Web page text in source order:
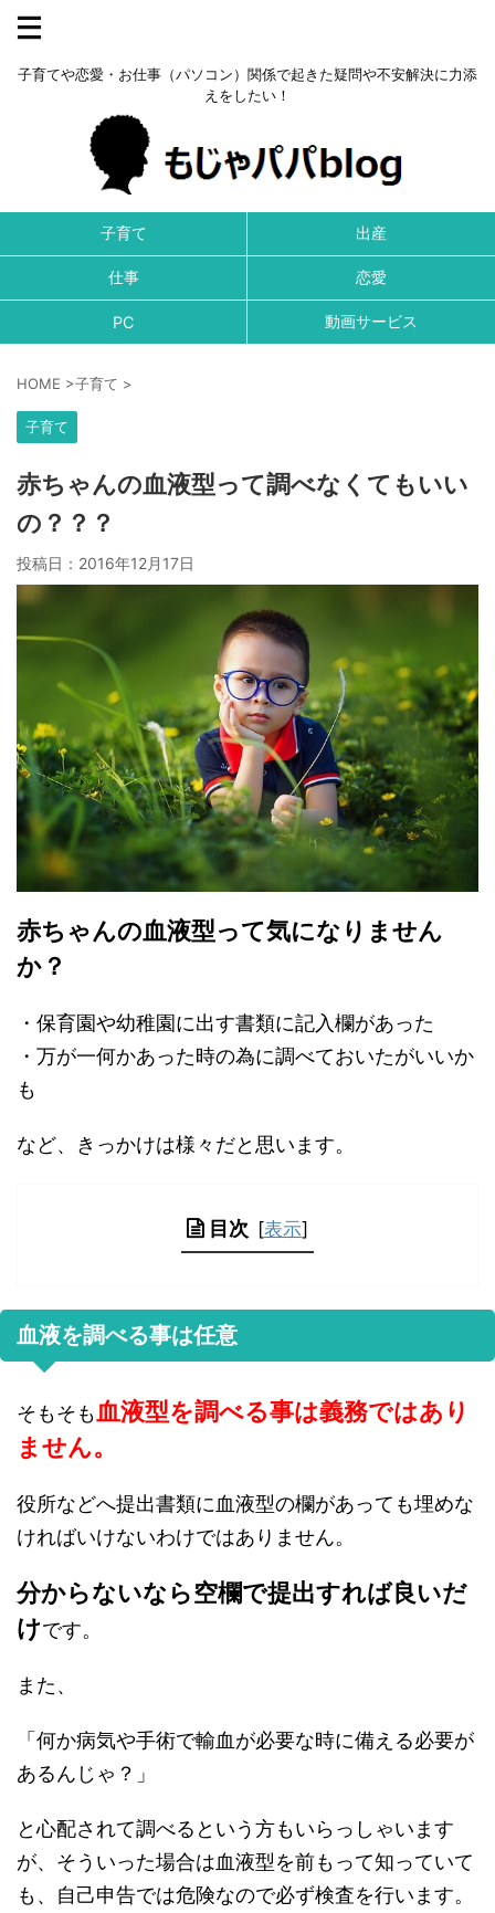
子育てや恋愛・お仕事（パソコン）関係で起きた疑問や不安解決に力添
えをしたい！
子育て 出産
仕事 恋愛
PC 動画サービス
HOME >子育て >
子育て
赤ちゃんの血液型って調べなくてもいい
の？？？
投稿日： 2016年12月17日
赤ちゃんの血液型って気になりません
か？
・保育園や幼稚園に出す書類に記入欄があった
・万が一何かあった時の為に調べておいたがいいか
も
など、きっかけは様々だと思います。
目次 [表示]
血液を調べる事は任意
そもそも血液型を調べる事は義務ではあり
ません。
役所などへ提出書類に血液型の欄があっても埋めな
ければいけないわけではありません。
分からないなら空欄で提出すれば良いだ
けです。
また、
「何か病気や手術で輸血が必要な時に備える必要が
あるんじゃ？」
と心配されて調べるという方もいらっしゃいます
が、そういった場合は血液型を前もって知っていて
も、自己申告では危険なので必ず検査を行います。